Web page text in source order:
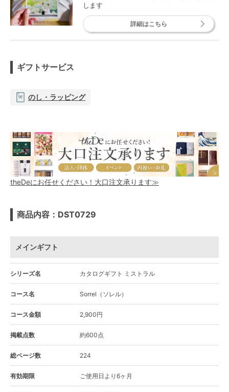
します
詳細はこちら
ギフトサービス
のし・ラッピング
theDeにお任せください！大口注文承ります≫
商品内容：DST0729
メインギフト
シリーズ名 カタログギフト ミストラル
コース名 Sorrel（ソレル）
コース金額 2,900円
掲載点数 約600点
総ページ数 224
有効期限 ご使用日より6ヶ月